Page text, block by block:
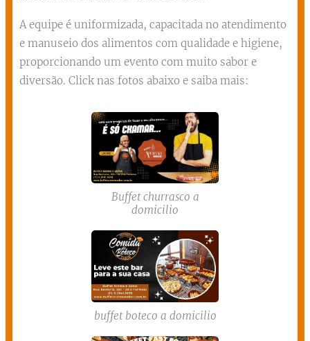
A equipe é uniformizada, capacitada no atendimento
e manuseio dos alimentos com qualidade e higiene,
proporcionando um evento com muito sabor e
diversão. Click nas fotos abaixo e saiba mais:
Buffet churrasco a
domicilio
buffet boteco a domicilio